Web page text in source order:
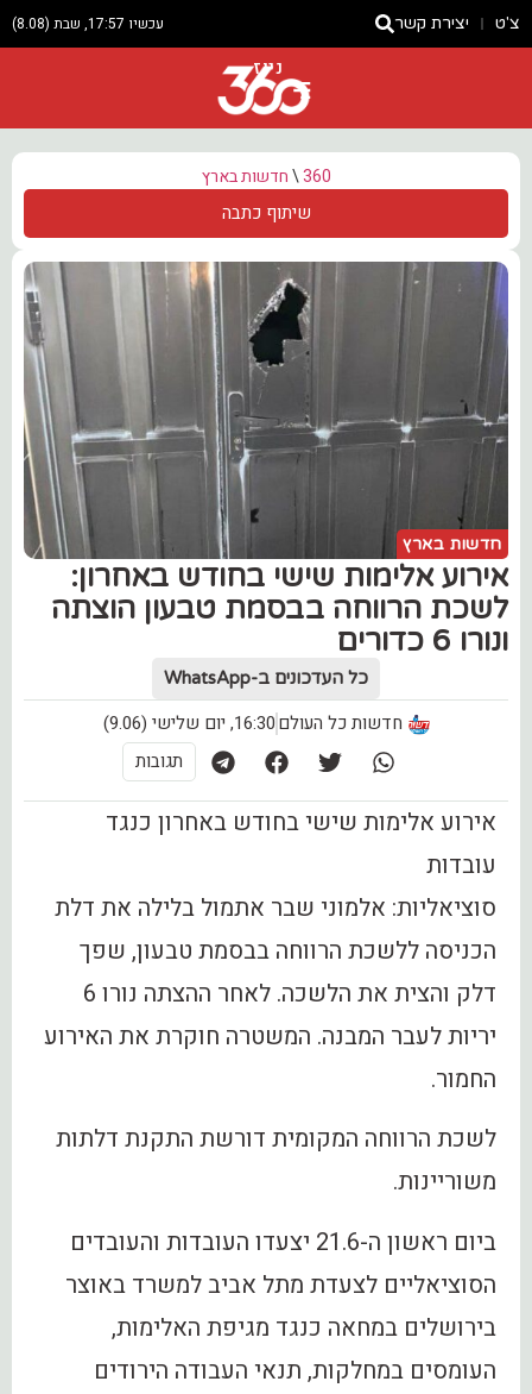
צ'ט יצירת קשר עכשיו 17:57, שבת (8.08)
ניוז
360
\חדשות בארץ
שיתוף כתבה
חדשות בארץ
אירוע אלימות שישי בחודש באחרון:
לשכת הרווחה בבסמת טבעון הוצתה
ונורו 6 כדורים
כל העדכונים ב-WhatsApp
חדשות כל העולם16:30, יום שלישי (9.06)
תגובות
אירוע אלימות שישי בחודש באחרון כנגד
עובדות
סוציאליות: אלמוני שבר אתמול בלילה את דלת
הכניסה ללשכת הרווחה בבסמת טבעון, שפך
דלק והצית את הלשכה. לאחר ההצתה נורו 6
יריות לעבר המבנה. המשטרה חוקרת את האירוע
החמור.
לשכת הרווחה המקומית דורשת התקנת דלתות
משוריינות.
ביום ראשון ה-21.6 יצעדו העובדות והעובדים
הסוציאליים לצעדת מתל אביב למשרד באוצר
בירושלים במחאה כנגד מגיפת האלימות,
העומסים במחלקות, תנאי העבודה הירודים